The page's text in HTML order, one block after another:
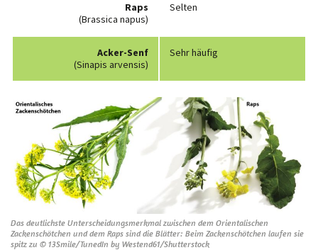
Raps
(Brassica napus)
Selten
Acker-Senf
(Sinapis arvensis)
Sehr häufig
Das deutlichste Unterscheidungsmerkmal zwischen dem Orientalischen
Zackenschötchen und dem Raps sind die Blätter: Beim Zackenschötchen laufen sie
spitz zu © 13Smile/TunedIn by Westend61/Shutterstock